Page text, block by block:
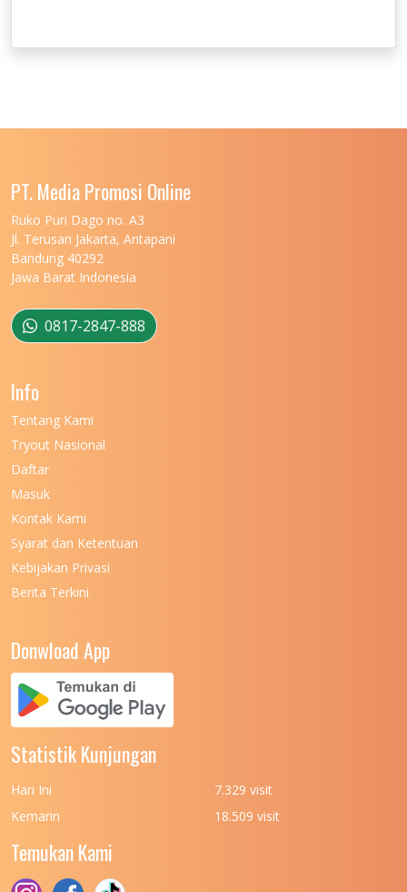
UNIVERSITAS JEMBER
UNIVERSITAS MALIKUSSALEH
UNIVERSITAS MARITIM RAJA ALI HAJI
UNIVERSITAS MATARAM
UNIVERSITAS MULAWARMAN
UNIVERSITAS MUSAMUS
UNIVERSITAS NEGERI KHAIRUN
UNIVERSITAS NEGERI MEDAN
UNIVERSITAS NEGERI PADANG
UNIVERSITAS NUSA CENDANA
UNIVERSITAS PADJADJARAN
UNIVERSITAS PATTIMURA
(UPN) VETERAN JAKARTA
UNIVERSITAS PEMBANGUNAN NASIONAL
(UPN) VETERAN JAWA TIMUR
PT. Media Promosi Online
Ruko Puri Dago no. A3
Jl. Terusan Jakarta, Antapani
Bandung 40292
Jawa Barat Indonesia
0817-2847-888
Info
Tentang Kami
Tryout Nasional
Daftar
Masuk
Kontak Kami
Syarat dan Ketentuan
Kebijakan Privasi
Berita Terkini
Donwload App
Statistik Kunjungan
Hari Ini
7.329 visit
Kemarin
18.509 visit
Temukan Kami